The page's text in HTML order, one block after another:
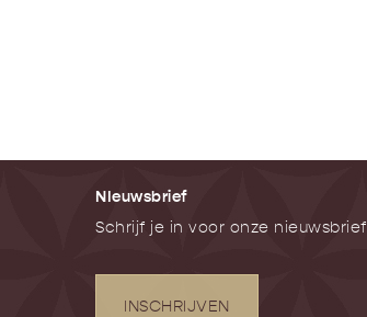
NIeuwsbrief
Schrijf je in voor onze nieuwsbrief
INSCHRIJVEN